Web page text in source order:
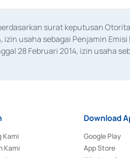
surat keputusan
izin usaha sebagai Penjamin
28 Februari 2014, izin usaha
Kami
Kami
Download
Google Play
App Store